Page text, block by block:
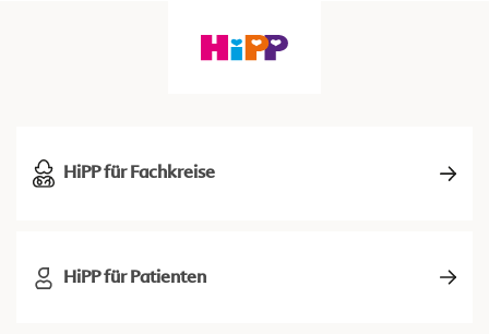
HiPP für Fachkreise
HiPP für Patienten